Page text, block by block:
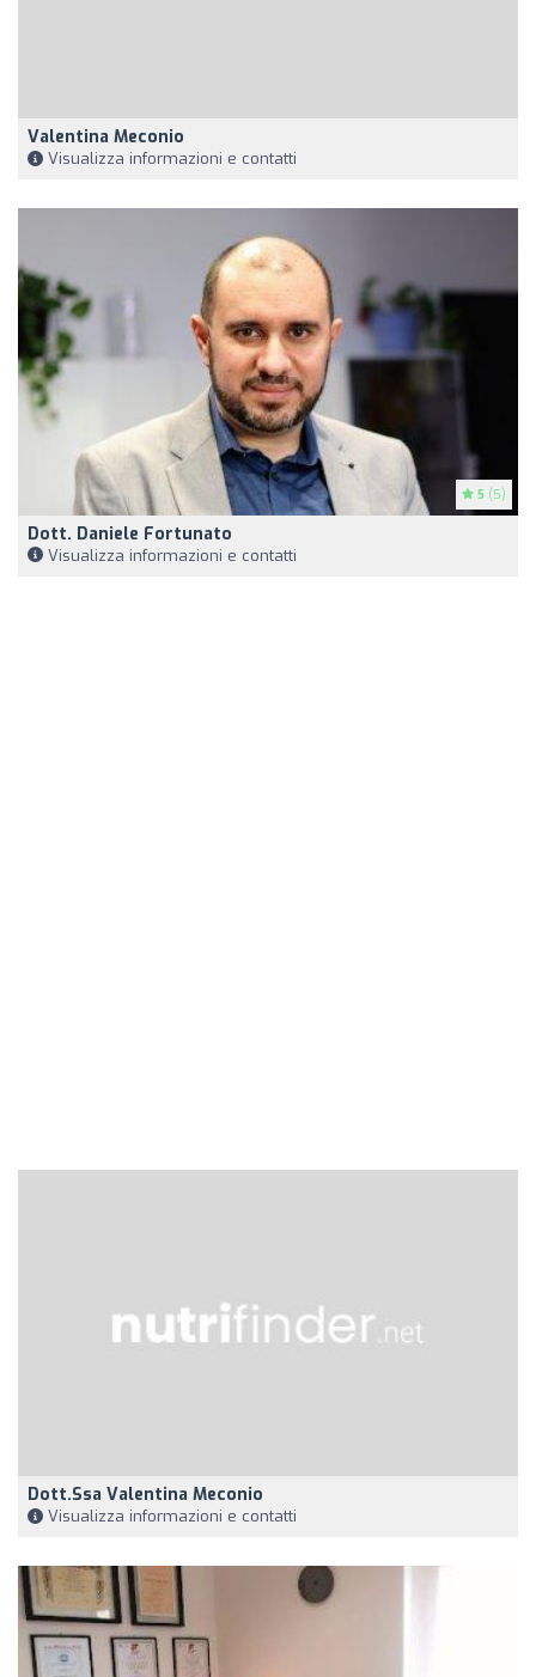
Valentina Meconio
Visualizza informazioni e contatti
5 (5)
Dott. Daniele Fortunato
Visualizza informazioni e contatti
Dott.ssa Valentina Meconio
Visualizza informazioni e contatti